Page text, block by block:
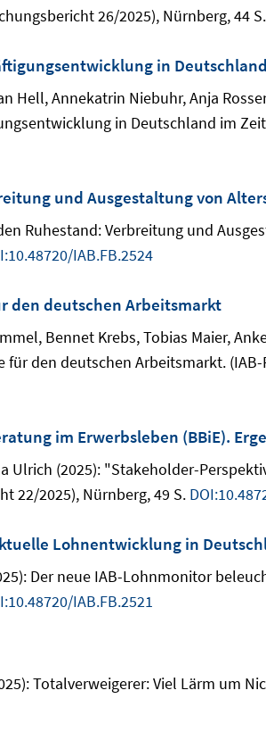
26/2025), Nürnberg, 44 S.
in
Hell, Annekatrin Niebuhr, Anja
in Deutschland im
und Ausgestaltung von
Ruhestand: Verbreitung und
IAB.FB.2524
den deutschen Arbeitsmarkt
Bennet Krebs, Tobias Maier,
den deutschen Arbeitsmarkt.
im Erwerbsleben (BBiE).
Ulrich (2025): "Stakeholder-
22/2025), Nürnberg, 49 S.
Lohnentwicklung in
Der neue IAB-Lohnmonitor
IAB.FB.2521
Totalverweigerer: Viel Lärm um